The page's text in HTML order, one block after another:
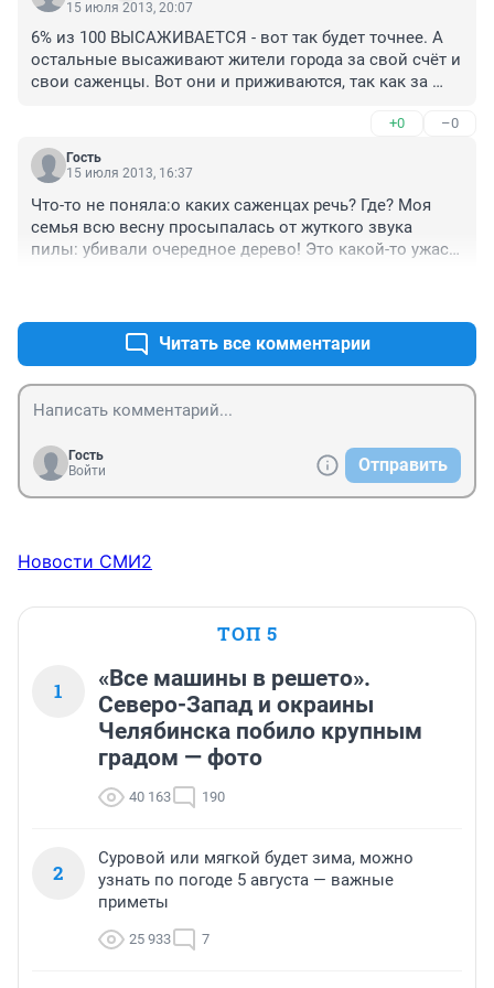
производственный разговор о приживании саженцев
подают в СМИ как пример рачительного
хозяйствования.
15 июля 2013, 20:07
6% из 100 ВЫСАЖИВАЕТСЯ - вот так будет точнее. А
остальные высаживают жители города за свой счёт и
свои саженцы. Вот они и приживаются, так как за
приживаемости может идти речь?
+0 –0
Гость
15 июля 2013, 16:37
Что-то не поняла:о каких саженцах речь? Где? Моя
семья всю весну просыпалась от жуткого звука
пилы: убивали очередное дерево! Это какой-то ужас!
цветы. В общем, композиция "последняя обитель".
Уважаемые жители Челябинска! Давайте защитим
наши деревья! Вспомните прошлый год, когда
массово вырубались берёзы! Причём, именно в
выходные, чтобы мы не беспокоили наших
руководителей!
Читать все комментарии
Гость
Войти
Отправить
Новости СМИ2
ТОП 5
1
«Все машины в решето».
Северо-Запад и окраины
Челябинска побило крупным
градом — фото
40 163 190
2
Суровой или мягкой будет зима, можно
узнать по погоде 5 августа — важные
приметы
25 933 7